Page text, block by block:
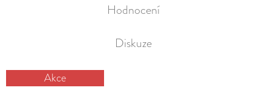
Hodnocení
Diskuze
Akce